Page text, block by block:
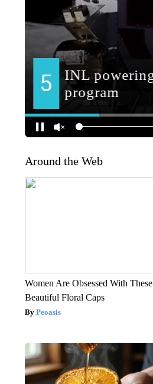
Around the Web
Women Are Obsessed With These
Beautiful Floral Caps
Peoasis